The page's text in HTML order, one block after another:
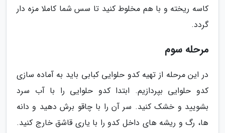
کاسه ریخته و با هم مخلوط کنید تا سس شما کاملا مزه دار
گردد.
مرحله سوم
در این مرحله از تهیه کدو حلوایی کبابی باید به آماده سازی
کدو حلوایی بپردازیم. ابتدا کدو حلوایی را با آب سرد
بشویید و خشک کنید. سر آن را با چاقو برش دهید و دانه
ها، رگ و ریشه های داخل کدو را با یاری قاشق خارج کنید.